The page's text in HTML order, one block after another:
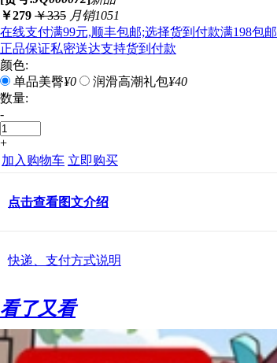
￥279 ￥335 月销1051
在线支付满99元,顺丰包邮;选择货到付款满198包邮
正品保证私密送达支持货到付款
颜色:
单品美臀¥0 润滑高潮礼包¥40
数量:
-
+
加入购物车 立即购买
点击查看图文介绍
快递、支付方式说明
看了又看